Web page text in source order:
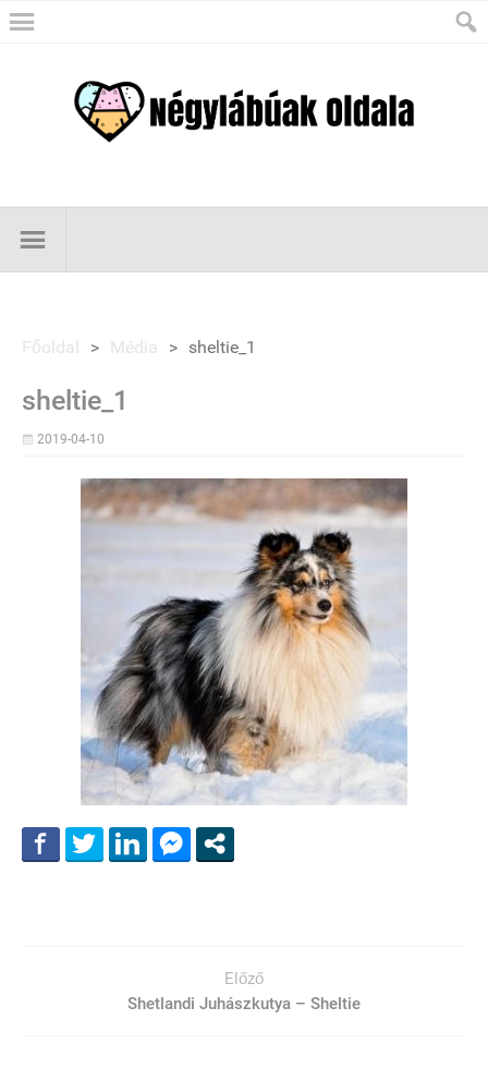
Főoldal > Média > sheltie_1
sheltie_1
2019-04-10
Előző
Shetlandi Juhászkutya – Sheltie